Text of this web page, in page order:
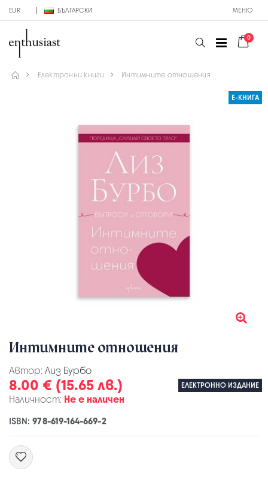
EUR БЪЛГАРСКИ МЕНЮ
0
Електронни книги Интимните отношения
Е-КНИГА
Интимните отношения
Автор: Лиз Бурбо
8.00 € (15.65 лв.) ЕЛЕКТРОННО ИЗДАНИЕ
Наличност: Не е наличен
ISBN:978-619-164-669-2